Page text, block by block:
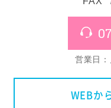
営業日
WEBか